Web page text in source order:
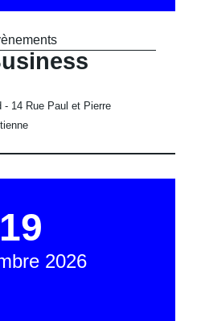
- 14 Rue Paul et Pierre
19
2026